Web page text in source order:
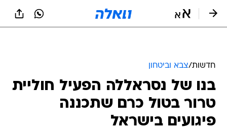
חדשות/צבא וביטחון
בנו של נסראללה הפעיל חוליית
טרור בטול כרם שתכננה
פיגועים בישראל